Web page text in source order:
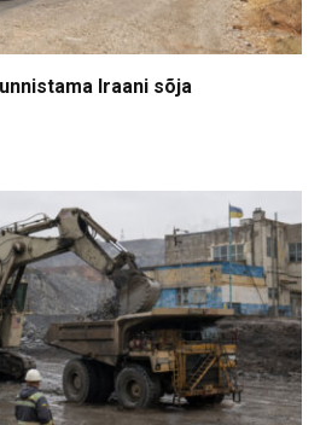
Iraani sõja